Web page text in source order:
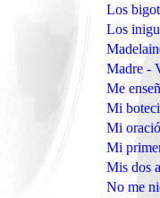
Los
Los
Madre -
Me
Mi
Mi
Mi
Mis dos
No me